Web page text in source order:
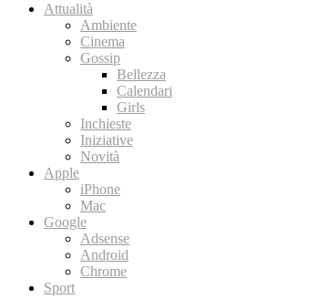
Attualità
Ambiente
Cinema
Gossip
Bellezza
Calendari
Girls
Inchieste
Iniziative
Novità
Apple
iPhone
Mac
Google
Adsense
Android
Chrome
Sport